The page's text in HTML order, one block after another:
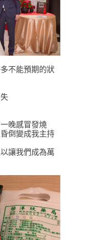
不能預期的狀
晚感冒發燒
倒變成我主持
讓我們成為萬